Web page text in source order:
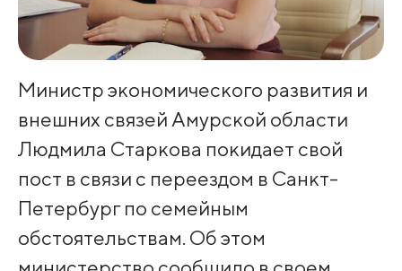
Министр экономического развития и
внешних связей Амурской области
Людмила Старкова покидает свой
пост в связи с переездом в Санкт-
Петербург по семейным
обстоятельствам. Об этом